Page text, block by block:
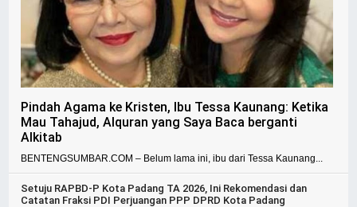
Pindah Agama ke Kristen, Ibu Tessa Kaunang: Ketika
Mau Tahajud, Alquran yang Saya Baca berganti
Alkitab
BENTENGSUMBAR.COM – Belum lama ini, ibu dari Tessa Kaunang...
Setuju RAPBD-P Kota Padang TA 2026, Ini Rekomendasi dan
Catatan Fraksi PDI Perjuangan PPP DPRD Kota Padang